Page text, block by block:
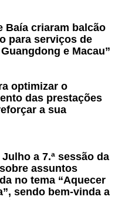
Baía criaram balcão
para serviços de
e Macau”
optimizar o
das prestações
a sua
a 7.ª sessão da
assuntos
no tema “Aquecer
sendo bem-vinda a